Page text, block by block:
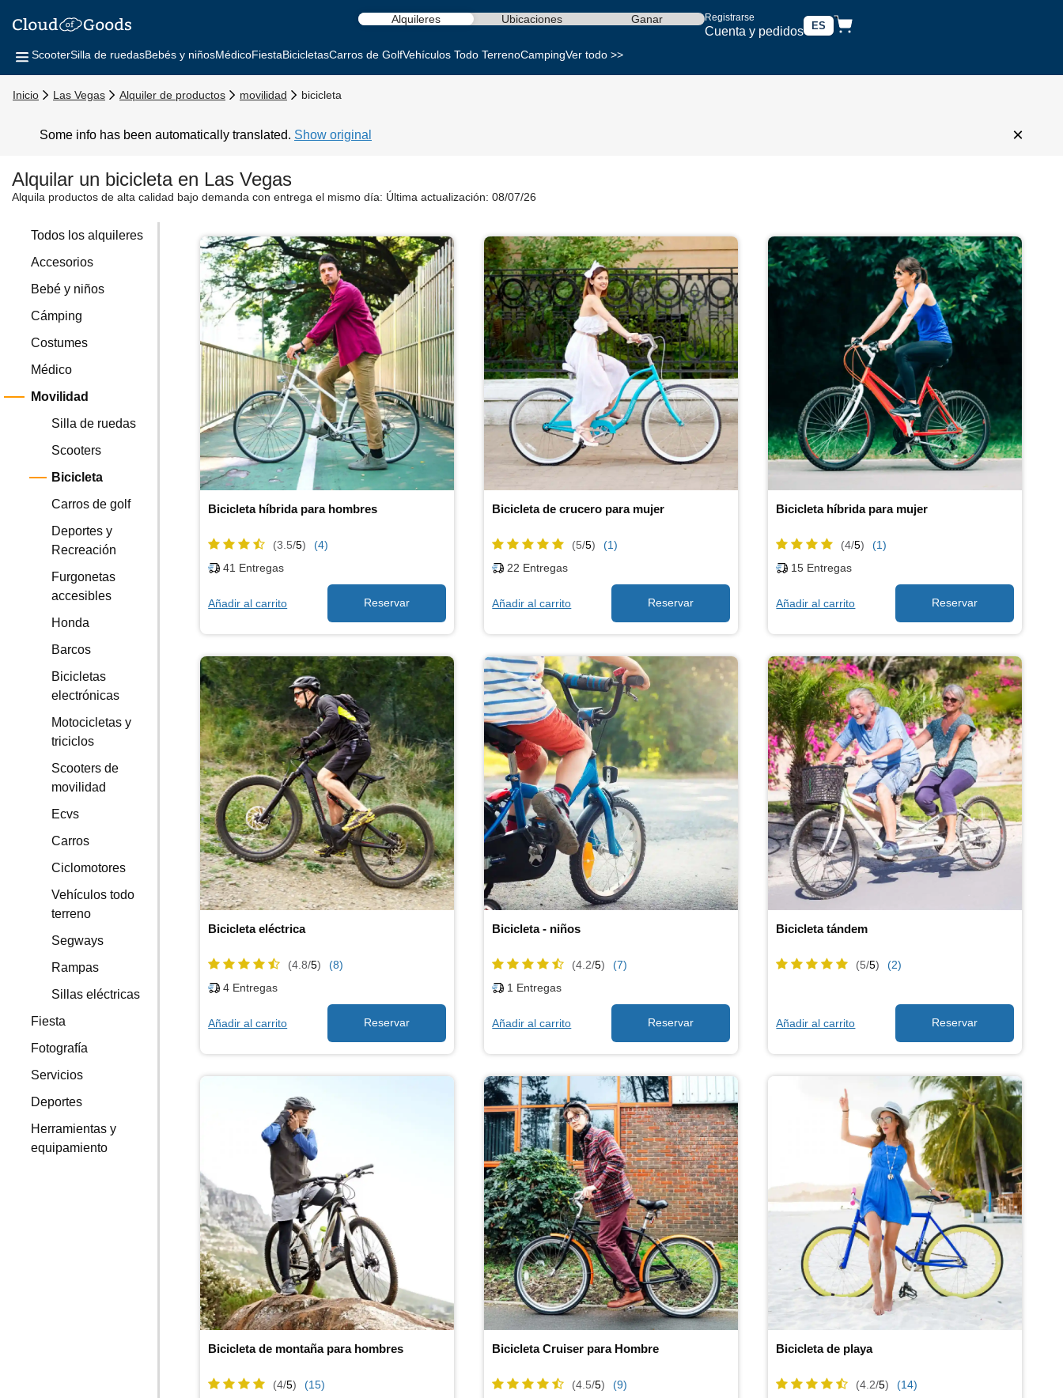
Registrarse
Cuenta y pedidos ES
Alquileres Ubicaciones Ganar
ScooterSilla de ruedasBebés y niñosMédicoFiestaBicicletasCarros de GolfVehículos Todo TerrenoCampingVer todo >>
Inicio Las Vegas Alquiler de productos movilidad bicicleta
Some info has been automatically translated. Show original ×
Alquilar un bicicleta en Las Vegas
Alquila productos de alta calidad bajo demanda con entrega el mismo día: Última actualización: 08/07/26
Todos los alquileres
Accesorios
Bebé y niños
Cámping
Costumes
Médico
Movilidad
Silla de ruedas
Scooters
Bicicleta
Carros de golf
Deportes y
Recreación
Furgonetas
accesibles
Honda
Barcos
Bicicletas
electrónicas
Motocicletas y
triciclos
Scooters de
movilidad
Ecvs
Carros
Ciclomotores
Vehículos todo
terreno
Segways
Rampas
Sillas eléctricas
Fiesta
Fotografía
Servicios
Deportes
Herramientas y
equipamiento
Bicicleta híbrida para hombres
(3.5/5)
(4)
41 Entregas
Añadir al carrito
Bicicleta de crucero para mujer
(5/5)
(1)
22 Entregas
Añadir al carrito
Bicicleta híbrida para mujer
(4/5)
(1)
15 Entregas
Añadir al carrito
Bicicleta eléctrica
(4.8/5)
(8)
4 Entregas
Añadir al carrito
Bicicleta - niños
(4.2/5)
(7)
1 Entregas
Añadir al carrito
Bicicleta tándem
(5/5) (2)
Añadir al carrito
Bicicleta de montaña para hombres
(4/5) (15)
Bicicleta Cruiser para Hombre
(4.5/5) (9)
Bicicleta de playa
(4.2/5) (14)